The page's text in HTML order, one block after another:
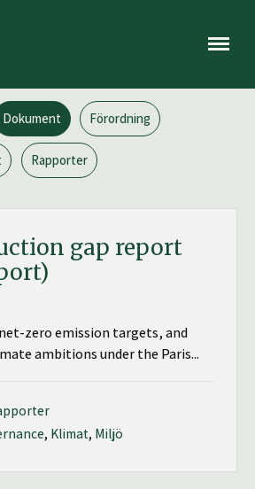
Meny
Dokument Förordning
Rapporter
gap report
zero emission targets, and
ambitions under the Paris...
, Klimat, Miljö